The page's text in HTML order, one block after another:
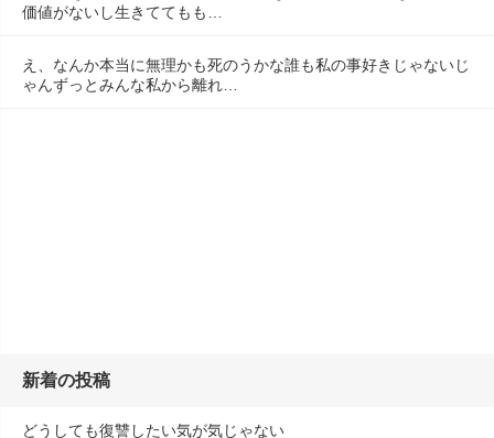
価値がないし生きててもも…
え、なんか本当に無理かも死のうかな誰も私の事好きじゃないじ
ゃんずっとみんな私から離れ…
新着の投稿
どうしても復讐したい気が気じゃない